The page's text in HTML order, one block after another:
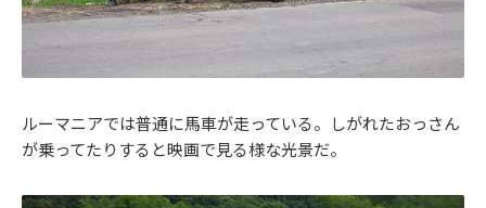
ルーマニアでは普通に馬車が走っている。しがれたおっさん
が乗ってたりすると映画で見る様な光景だ。